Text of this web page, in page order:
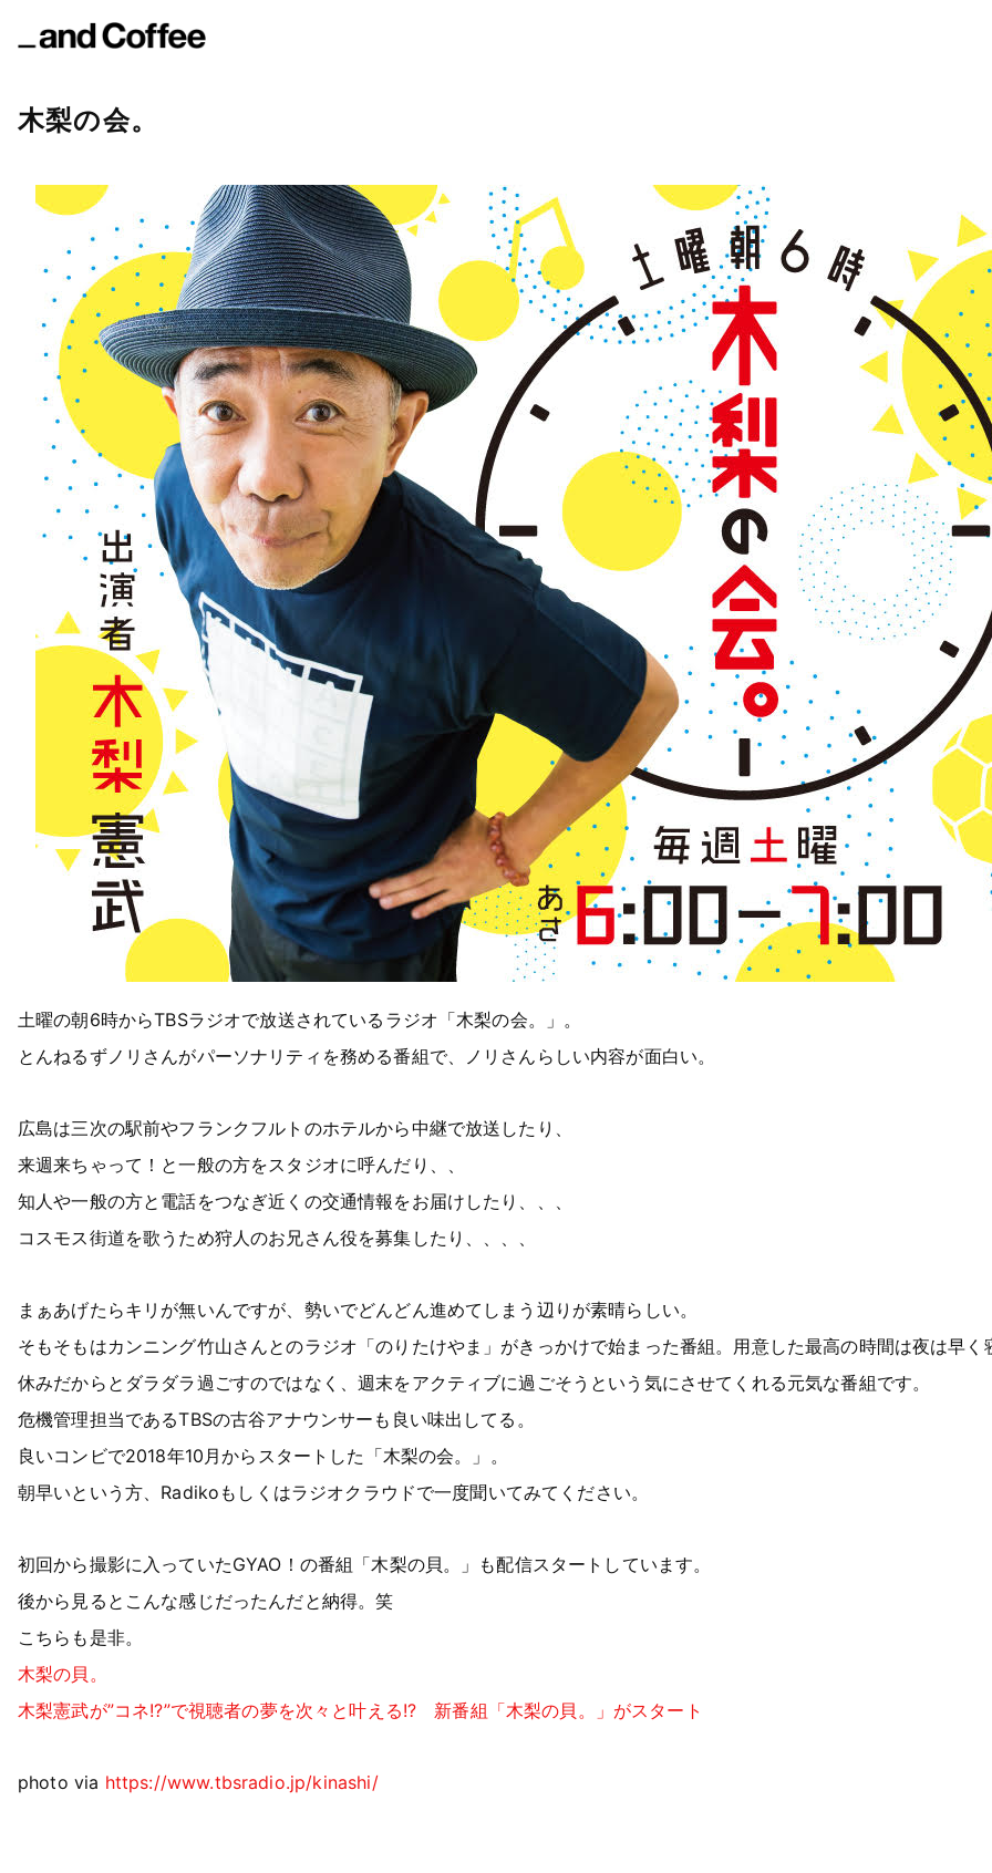
木梨の会。
土曜の朝6時からTBSラジオで放送されているラジオ「木梨の会。」。
とんねるずノリさんがパーソナリティを務める番組で、ノリさんらしい内容が面白い。
広島は三次の駅前やフランクフルトのホテルから中継で放送したり、
来週来ちゃって！と一般の方をスタジオに呼んだり、、
知人や一般の方と電話をつなぎ近くの交通情報をお届けしたり、、、
コスモス街道を歌うため狩人のお兄さん役を募集したり、、、、
まぁあげたらキリが無いんですが、勢いでどんどん進めてしまう辺りが素晴らしい。
そもそもはカンニング竹山さんとのラジオ「のりたけやま」がきっかけで始まった番組。用意した最高の時間は夜は早く
休みだからとダラダラ過ごすのではなく、週末をアクティブに過ごそうという気にさせてくれる元気な番組です。
危機管理担当であるTBSの古谷アナウンサーも良い味出してる。
良いコンビで2018年10月からスタートした「木梨の会。」。
朝早いという方、Radikoもしくはラジオクラウドで一度聞いてみてください。
初回から撮影に入っていたGYAO！の番組「木梨の貝。」も配信スタートしています。
後から見るとこんな感じだったんだと納得。笑
こちらも是非。
木梨の貝。
木梨憲武が”コネ!?”で視聴者の夢を次々と叶える!? 新番組「木梨の貝。」がスタート
photo via https://www.tbsradio.jp/kinashi/